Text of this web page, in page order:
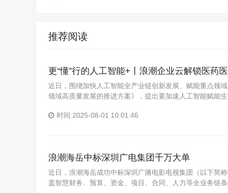
推荐阅读
更“懂”行的人工智能+丨浪潮企业云解锁医药
近日，围绕加快人工智能全产业链创新发展、赋能重点领
领域高质量发展的推进方案》，提出要加速人工智能赋能
时间:2025-08-01 10:01:46
浪潮海岳中标深圳广电集团千万大单
近日，浪潮海岳成功中标深圳广播电影电视集团（以下简
盖智慧财务、预算、资金、项目、合同、人力等全业务链